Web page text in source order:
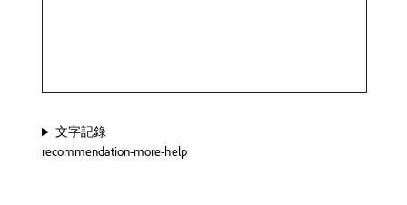
文字記錄
recommendation-more-help